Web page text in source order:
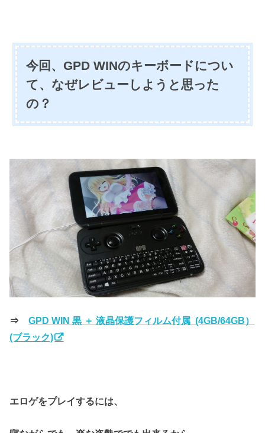
今回、GPD WINのキーボードについ
て、なぜレビューしようと思った
の？
⇒GPD WIN 黒 ＋ 液晶保護フィルム付属 (4GB/64GB）
(ブラック)
エロゲをプレイするには、